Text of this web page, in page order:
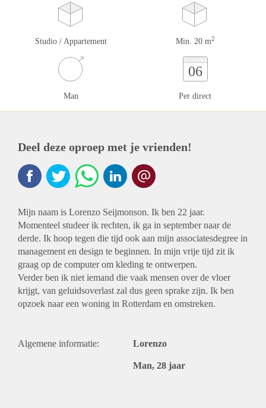
Studio / Appartement Min. 20 m2
Man
06
Per direct
Deel deze oproep met je vrienden!
Mijn naam is Lorenzo Seijmonson. Ik ben 22 jaar.
Momenteel studeer ik rechten, ik ga in september naar de
derde. Ik hoop tegen die tijd ook aan mijn associatesdegree in
management en design te beginnen. In mijn vrije tijd zit ik
graag op de computer om kleding te ontwerpen.
Verder ben ik niet iemand die vaak mensen over de vloer
krijgt, van geluidsoverlast zal dus geen sprake zijn. Ik ben
opzoek naar een woning in Rotterdam en omstreken.
Algemene informatie: Lorenzo
Man, 28 jaar